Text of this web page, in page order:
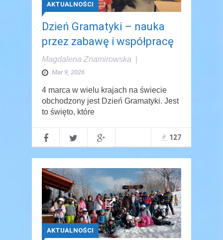
AKTUALNOŚCI
Dzień Gramatyki – nauka
przez zabawę i współpracę
Magdalena Znamirowska
Mar 9, 2026
4 marca w wielu krajach na świecie
obchodzony jest Dzień Gramatyki. Jest
to święto, które
127
AKTUALNOŚCI